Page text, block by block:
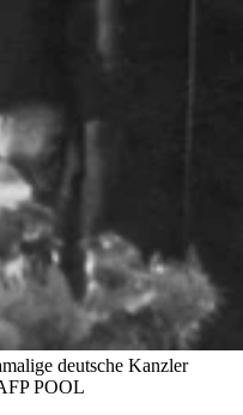
deutsche Kanzler
POOL